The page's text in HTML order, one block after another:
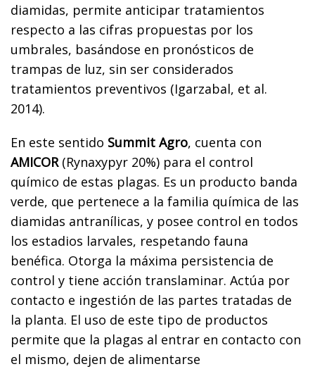
diamidas, permite anticipar tratamientos
respecto a las cifras propuestas por los
umbrales, basándose en pronósticos de
trampas de luz, sin ser considerados
tratamientos preventivos (Igarzabal, et al.
2014).
En este sentido Summit Agro, cuenta con
AMICOR(Rynaxypyr 20%) para el control
químico de estas plagas. Es un producto banda
verde, que pertenece a la familia química de las
diamidas antranílicas, y posee control en todos
los estadios larvales, respetando fauna
benéfica. Otorga la máxima persistencia de
control y tiene acción translaminar. Actúa por
contacto e ingestión de las partes tratadas de
la planta. El uso de este tipo de productos
permite que la plagas al entrar en contacto con
el mismo, dejen de alimentarse